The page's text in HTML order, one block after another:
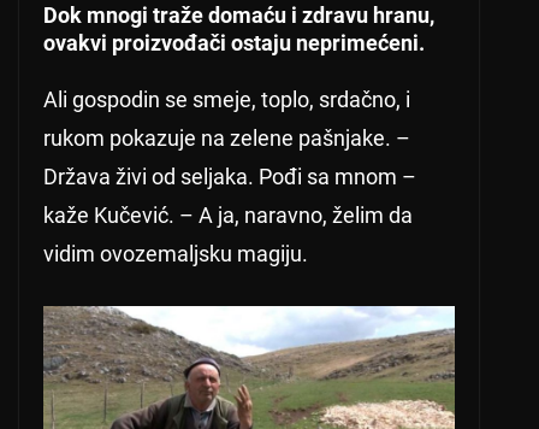
Dok mnogi traže domaću i zdravu hranu,
ovakvi proizvođači ostaju neprimećeni.
Ali gospodin se smeje, toplo, srdačno, i
rukom pokazuje na zelene pašnjake. –
Država živi od seljaka. Pođi sa mnom –
kaže Kučević. – A ja, naravno, želim da
vidim ovozemaljsku magiju.